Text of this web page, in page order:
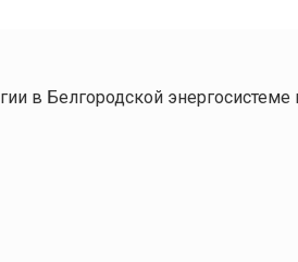
в Белгородской энергосистеме